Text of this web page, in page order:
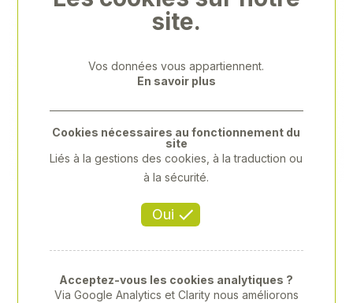
site.
Vos données vous appartiennent.
En savoir plus
Oui
Cookies nécessaires au fonctionnement du
site
Liés à la gestions des cookies, à la traduction ou
à la sécurité.
Acceptez-vous les cookies analytiques ?
Via Google Analytics et Clarity nous améliorons